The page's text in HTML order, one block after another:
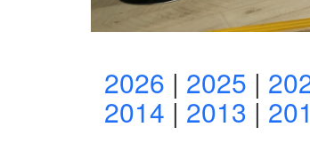
2026 | 2025 |
2014 | 2013 |